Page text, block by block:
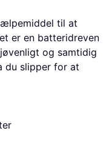
til at
er en batteridreven
og samtidig
du slipper for at